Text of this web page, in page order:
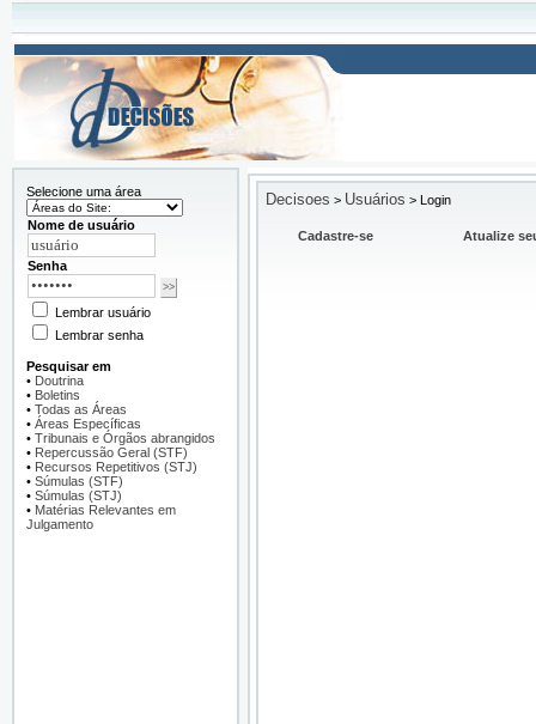
Selecione uma área
Nome de usuário
Senha
Lembrar usuário
Lembrar senha
Pesquisar em
• Doutrina
• Boletins
• Todas as Áreas
• Áreas Específicas
• Tribunais e Órgãos abrangidos
• Repercussão Geral (STF)
• Recursos Repetitivos (STJ)
• Súmulas (STF)
• Súmulas (STJ)
• Matérias Relevantes em
Julgamento
Decisoes > Usuários > Login
Cadastre-se Atualize